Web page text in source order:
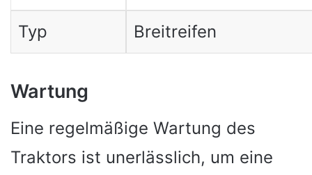
Typ Breitreifen
Wartung
Eine regelmäßige Wartung des
Traktors ist unerlässlich, um eine